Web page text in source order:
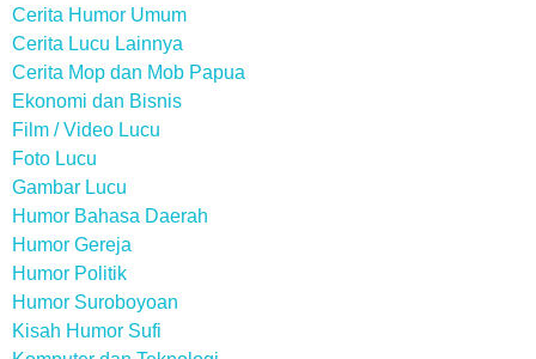
Cerita Humor Umum
Cerita Lucu Lainnya
Cerita Mop dan Mob Papua
Ekonomi dan Bisnis
Film / Video Lucu
Foto Lucu
Gambar Lucu
Humor Bahasa Daerah
Humor Gereja
Humor Politik
Humor Suroboyoan
Kisah Humor Sufi